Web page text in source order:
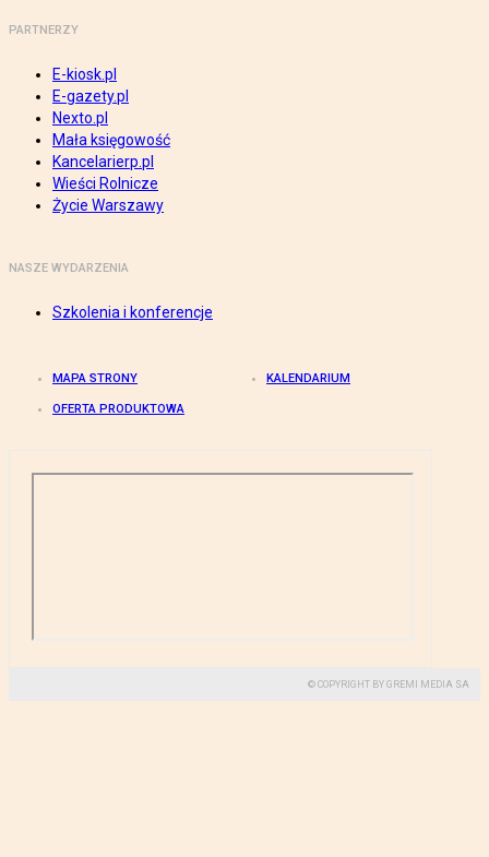
PARTNERZY
E-kiosk.pl
E-gazety.pl
Nexto.pl
Mała księgowość
Kancelarierp.pl
Wieści Rolnicze
Życie Warszawy
NASZE WYDARZENIA
Szkolenia i konferencje
MAPA STRONY KALENDARIUM
OFERTA PRODUKTOWA
© COPYRIGHT BY GREMI MEDIA SA